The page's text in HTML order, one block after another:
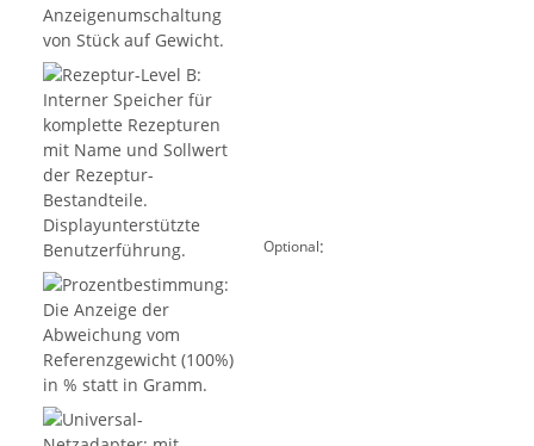
Optional: